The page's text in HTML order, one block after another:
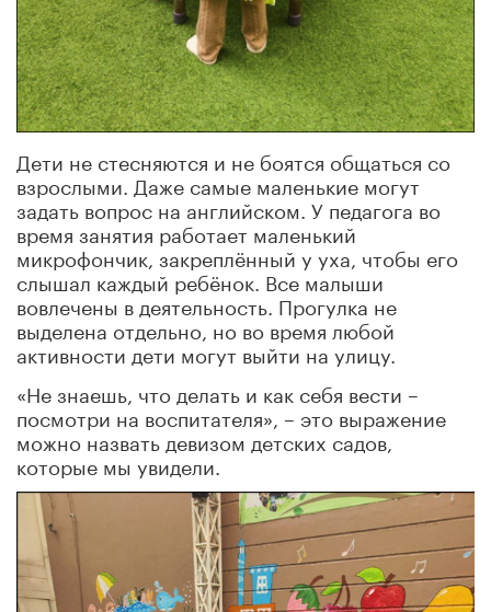
Дети не стесняются и не боятся общаться со
взрослыми. Даже самые маленькие могут
задать вопрос на английском. У педагога во
время занятия работает маленький
микрофончик, закреплённый у уха, чтобы его
слышал каждый ребёнок. Все малыши
вовлечены в деятельность. Прогулка не
выделена отдельно, но во время любой
активности дети могут выйти на улицу.
«Не знаешь, что делать и как себя вести –
посмотри на воспитателя», – это выражение
можно назвать девизом детских садов,
которые мы увидели.